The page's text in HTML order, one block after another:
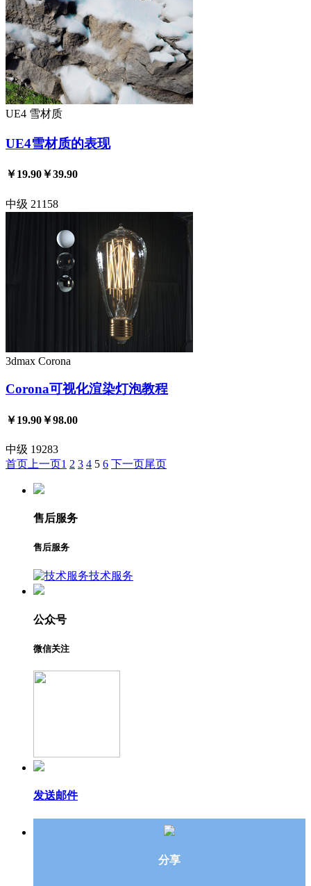
UE4 雪材质
UE4雪材质的表现
￥19.90￥39.90
中级 21158
3dmax Corona
Corona可视化渲染灯泡教程
￥19.90￥98.00
中级 19283
首页 上一页1 2 3 4 5 6 下一页尾页
售后服务
售后服务
技术服务
公众号
微信关注
发送邮件
分享